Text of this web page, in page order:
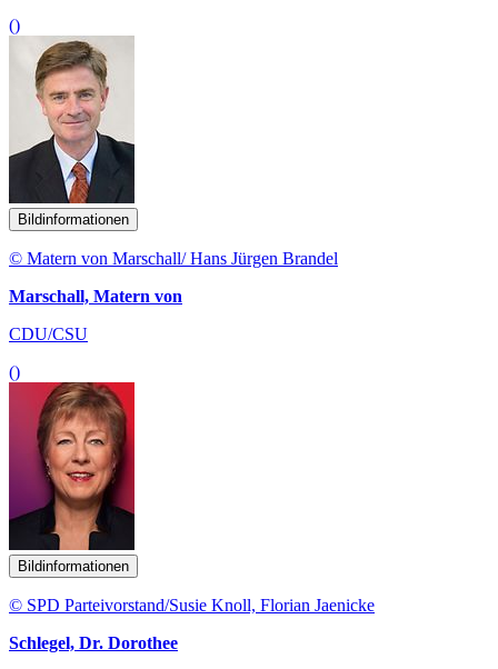
()
Bildinformationen
© Matern von Marschall/ Hans Jürgen Brandel
Marschall, Matern von
CDU/CSU
()
Bildinformationen
© SPD Parteivorstand/Susie Knoll, Florian Jaenicke
Schlegel, Dr. Dorothee